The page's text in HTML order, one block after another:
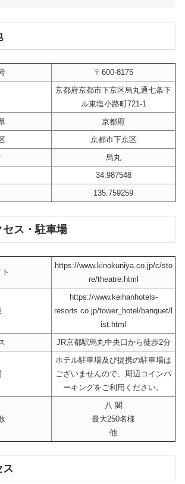
〒600-8175
京都府京都市下京区烏丸通七条下
ル東塩小路町721-1
京都府
京都市下京区
烏丸
34.987548
135.759259
セス・駐車場
https://www.kinokuniya.co.jp/c/sto
re/theatre.html
https://www.keihanhotels-
resorts.co.jp/tower_hotel/banquet/l
ist.html
JR京都駅烏丸中央口から徒歩2分
ホテル駐車場及び提携の駐車場は
ございませんので、周辺コインパ
ーキングをご利用ください。
八 閣
最大250名様
他
ス